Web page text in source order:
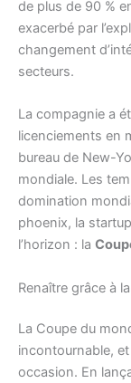
de plus de 90 %
exacerbé par
changement
secteurs.
La compagnie a
licenciements en
bureau de New-
mondiale. Les
domination
phoenix, la
l’horizon : la
Renaître grâce à
La Coupe du
incontournable,
occasion. En